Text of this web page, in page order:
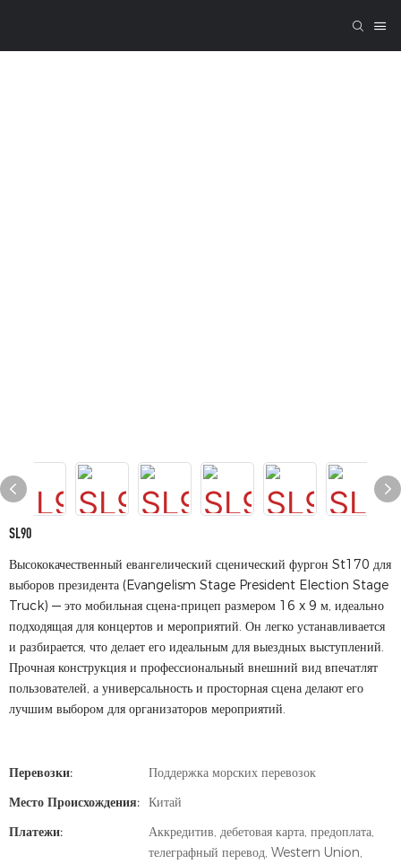
SL90
Высококачественный евангелический сценический фургон St170 для
выборов президента (Evangelism Stage President Election Stage
Truck) — это мобильная сцена-прицеп размером 16 x 9 м, идеально
подходящая для концертов и мероприятий. Он легко устанавливается
и разбирается, что делает его идеальным для выездных выступлений.
Прочная конструкция и профессиональный внешний вид впечатлят
пользователей, а универсальность и просторная сцена делают его
лучшим выбором для организаторов мероприятий.
Перевозки:
Поддержка морских перевозок
Место Происхождения: Китай
Платежи:
Аккредитив, дебетовая карта, предоплата,
телеграфный перевод, Western Union,